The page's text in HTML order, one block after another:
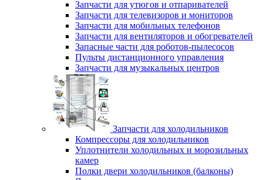
Запчасти для утюгов и отпаривателей
Запчасти для телевизоров и мониторов
Запчасти для мобильных телефонов
Запчасти для вентиляторов и обогревателей
Запасные части для роботов-пылесосов
Пульты дистанционного управления
Запчасти для музыкальных центров
Запчасти для холодильников
Компрессоры для холодильников
Уплотнители холодильных и морозильных
камер
Полки двери холодильников (балконы)